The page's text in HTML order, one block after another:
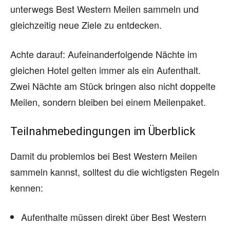
unterwegs Best Western Meilen sammeln und
gleichzeitig neue Ziele zu entdecken.
Achte darauf: Aufeinanderfolgende Nächte im
gleichen Hotel gelten immer als ein Aufenthalt.
Zwei Nächte am Stück bringen also nicht doppelte
Meilen, sondern bleiben bei einem Meilenpaket.
Teilnahmebedingungen im Überblick
Damit du problemlos bei Best Western Meilen
sammeln kannst, solltest du die wichtigsten Regeln
kennen:
Aufenthalte müssen direkt über Best Western